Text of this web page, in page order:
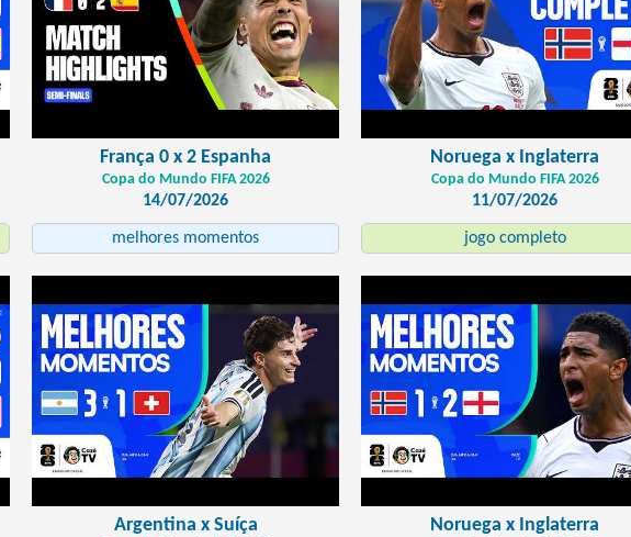
França 0 x 2 Espanha
Copa do Mundo FIFA 2026
14/07/2026
melhores momentos
Noruega x Inglaterra
Copa do Mundo FIFA 2026
11/07/2026
jogo completo
Argentina x Suíça Noruega x Inglaterra